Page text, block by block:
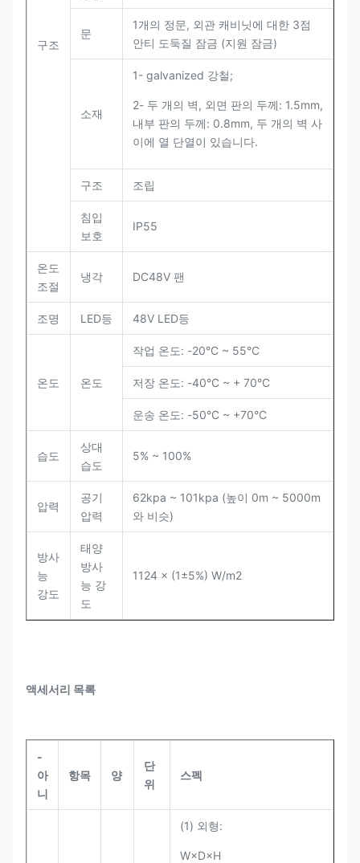
구조
문
1개의 정문, 외관 캐비닛에 대한 3점
안티 도둑질 잠금 (지원 잠금)
소재
1- galvanized 강철;
2- 두 개의 벽, 외면 판의 두께: 1.5mm,
내부 판의 두께: 0.8mm, 두 개의 벽 사
이에 열 단열이 있습니다.
구조 조립
침입
보호
IP55
온도
조절
냉각 DC48V 팬
조명 LED등 48V LED등
온도 온도
작업 온도: -20°C ~ 55°C
저장 온도: -40°C ~ + 70°C
운송 온도: -50°C ~ +70°C
습도
상대
습도
5% ~ 100%
압력
공기
압력
62kpa ~ 101kpa (높이 0m ~ 5000m
와 비슷)
방사
능
강도
태양
방사
능 강
도
1124 × (1±5%) W/m2
액세서리 목록
-
아
니
항목 양
단
위
스펙
(1) 외형:
W×D×H